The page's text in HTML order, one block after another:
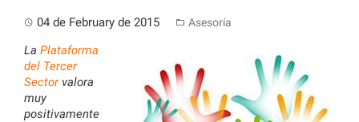
04 de February de 2015 Asesoría
La Plataforma
del Tercer
Sectorvalora
muy
positivamente